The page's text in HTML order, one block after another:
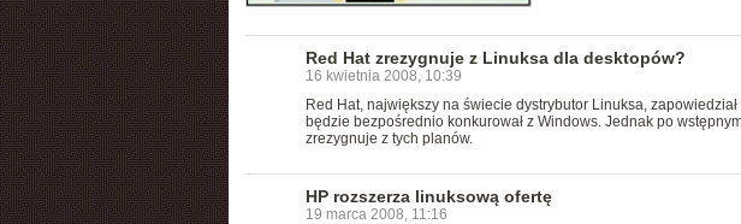
Red Hat zrezygnuje z Linuksa dla desktopów?
16 kwietnia 2008, 10:39
Red Hat, największy na świecie dystrybutor Linuksa,
będzie bezpośrednio konkurował z Windows. Jednak po
zrezygnuje z tych planów.
HP rozszerza linuksową ofertę
19 marca 2008, 11:16